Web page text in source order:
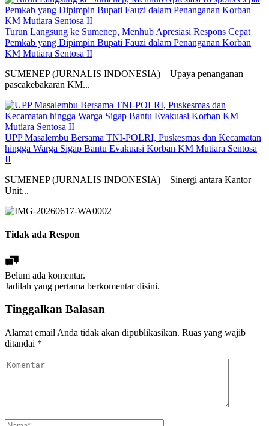
Turun Langsung ke Sumenep, Menhub Apresiasi Respons Cepat
Pemkab yang Dipimpin Bupati Fauzi dalam Penanganan Korban
KM Mutiara Sentosa II
SUMENEP (JURNALIS INDONESIA) – Upaya penanganan
pascakebakaran KM...
UPP Masalembu Bersama TNI-POLRI, Puskesmas dan Kecamatan
hingga Warga Sigap Bantu Evakuasi Korban KM Mutiara Sentosa
II
SUMENEP (JURNALIS INDONESIA) – Sinergi antara Kantor
Unit...
Tidak ada Respon
Belum ada komentar.
Jadilah yang pertama berkomentar disini.
Tinggalkan Balasan
Alamat email Anda tidak akan dipublikasikan. Ruas yang wajib
ditandai *